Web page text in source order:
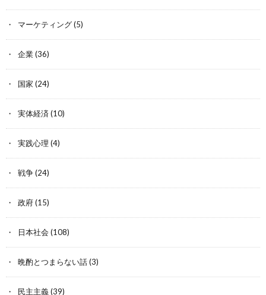
マーケティング(5)
企業(36)
国家 (24)
実体経済 (10)
実践心理 (4)
戦争(24)
政府(15)
日本社会 (108)
晩酌とつまらない話(3)
民主主義(39)